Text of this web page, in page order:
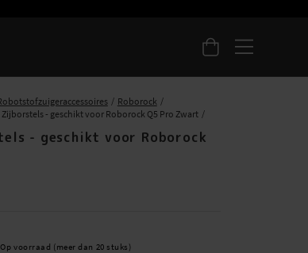
Roborock
- geschikt voor Roborock Q5 Pro Zwart
- geschikt voor Roborock
Op voorraad (meer dan 20 stuks)